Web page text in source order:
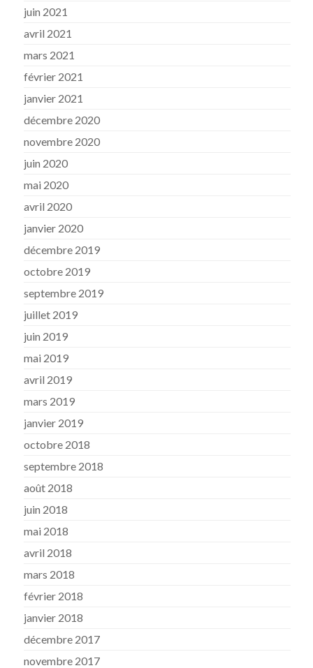
juin 2021
avril 2021
mars 2021
février 2021
janvier 2021
décembre 2020
novembre 2020
juin 2020
mai 2020
avril 2020
janvier 2020
décembre 2019
octobre 2019
septembre 2019
juillet 2019
juin 2019
mai 2019
avril 2019
mars 2019
janvier 2019
octobre 2018
septembre 2018
août 2018
juin 2018
mai 2018
avril 2018
mars 2018
février 2018
janvier 2018
décembre 2017
novembre 2017